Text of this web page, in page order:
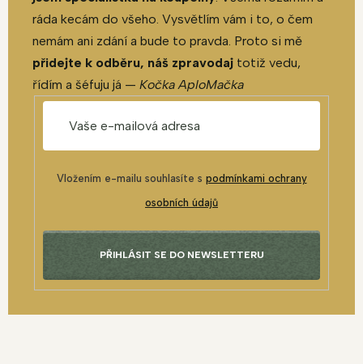
ráda kecám do všeho. Vysvětlím vám i to, o čem
nemám ani zdání a bude to pravda. Proto si mě
přidejte k odběru, náš zpravodaj totiž vedu,
řídím a šéfuju já — Kočka AploMačka
Vložením e-mailu souhlasíte s podmínkami ochrany
osobních údajů
PŘIHLÁSIT SE DO NEWSLETTERU